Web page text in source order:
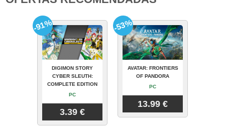
DIGIMON STORY
CYBER SLEUTH:
COMPLETE EDITION
PC
3.39 €
-91%
AVATAR: FRONTIERS
OF PANDORA
PC
13.99 €
-53%